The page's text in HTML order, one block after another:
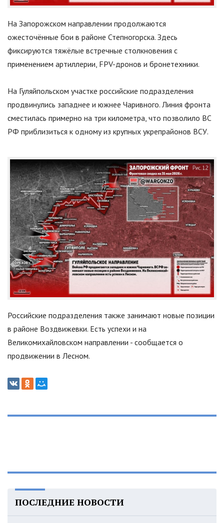
На Запорожском направлении продолжаются
ожесточённые бои в районе Степногорска. Здесь
фиксируются тяжёлые встречные столкновения с
применением артиллерии, FPV-дронов и бронетехники.
На Гуляйпольском участке российские подразделения
продвинулись западнее и южнее Чаривного. Линия фронта
сместилась примерно на три километра, что позволило ВС
РФ приблизиться к одному из крупных укрепрайонов ВСУ.
Российские подразделения также занимают новые позиции
в районе Воздвижевки. Есть успехи и на
Великомихайловском направлении - сообщается о
продвижении в Лесном.
ПОСЛЕДНИЕ НОВОСТИ